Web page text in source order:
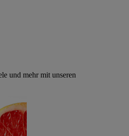
und mehr mit unseren